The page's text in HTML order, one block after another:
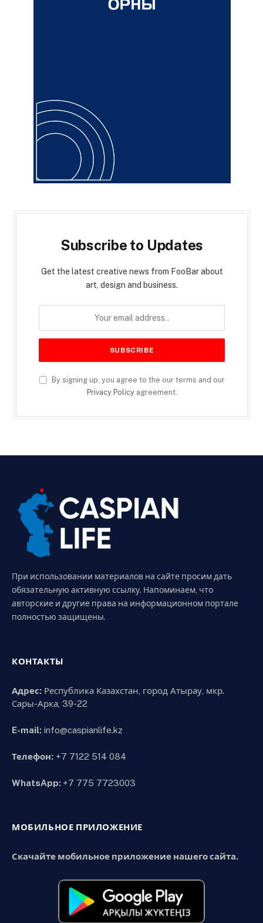
Subscribe to Updates
Get the latest creative news from FooBar about
art, design and business.
By signing up, you agree to the our terms and our
Privacy Policyagreement.
При использовании материалов на сайте просим дать
обязательную активную ссылку. Напоминаем, что
авторские и другие права на информационном портале
полностью защищены.
КОНТАКТЫ
Адрес: Республика Казахстан, город Атырау, мкр.
Сары-Арка, 39-22
E-mail: info@caspianlife.kz
Телефон: +7 7122 514 084
WhatsApp: +7 775 7723003
МОБИЛЬНОЕ ПРИЛОЖЕНИЕ
Скачайте мобильное приложение нашего сайта.